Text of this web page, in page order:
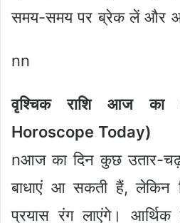
समय-समय पर ब्रेक लें और
nn
वृश्चिक राशि आज का
Horoscope Today)
nआज का दिन कुछ उतार-
बाधाएं आ सकती हैं, लेकिन
प्रयास रंग लाएंगे। आर्थिक